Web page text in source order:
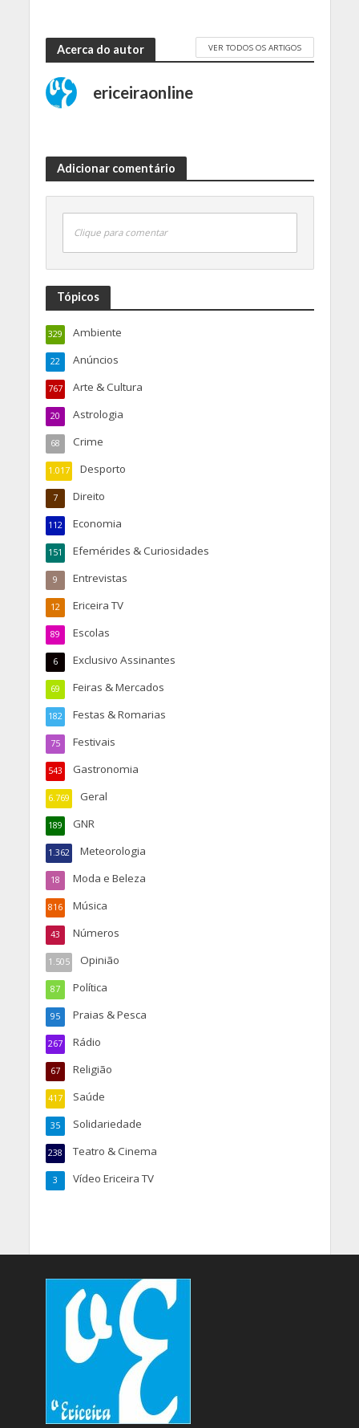
Acerca do autor VER TODOS OS ARTIGOS
ericeiraonline
Adicionar comentário
Clique para comentar
Tópicos
Ambiente
329
Anúncios
22
Arte & Cultura
767
Astrologia
20
Crime
68
Desporto
1.017
Direito
7
Economia
112
Efemérides & Curiosidades
151
Entrevistas
9
Ericeira TV
12
Escolas
89
Exclusivo Assinantes
6
Feiras & Mercados
69
Festas & Romarias
182
Festivais
75
Gastronomia
543
Geral
6.769
GNR
189
Meteorologia
1.362
Moda e Beleza
18
Música
816
Números
43
Opinião
1.505
Política
87
Praias & Pesca
95
Rádio
267
Religião
67
Saúde
417
Solidariedade
35
Teatro & Cinema
238
Vídeo Ericeira TV
3